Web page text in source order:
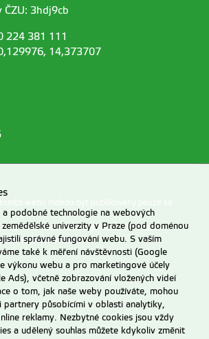
ČZU: 3hdj9cb
224 381 111
14,373707
a ochraně osobních údajů na ČZU v Praze.
univerzita v Praze
a podobné technologie na webových
zemědělské univerzity v Praze (pod doménou
správné fungování webu. S vaším
také k měření návštěvnosti (Google
výkonu webu a pro marketingové účely
Ads), včetně zobrazování vložených videí
o tom, jak naše weby používáte, mohou
partnery působícími v oblasti analytiky,
reklamy. Nezbytné cookies jsou vždy
a udělený souhlas můžete kdykoliv změnit